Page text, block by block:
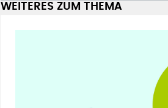
WEITERES ZUM THEMA